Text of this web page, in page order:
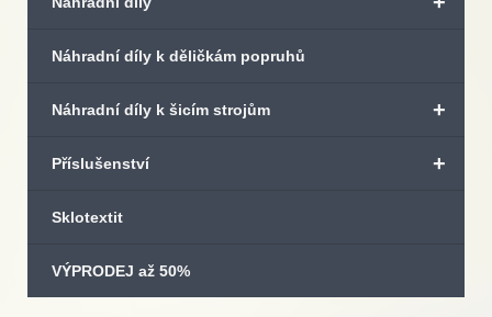
Náhradní díly k děličkám popruhů
+
Náhradní díly k šicím strojům
+
Příslušenství
Sklotextit
VÝPRODEJ až 50%